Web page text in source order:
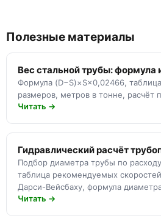
Полезные материалы
Вес стальной трубы: формула
Формула (D−S)×S×0,02466,
размеров, метров в тонне, расчёт
Читать →
Гидравлический расчёт
Подбор диаметра трубы по
таблица рекомендуемых
Дарси-Вейсбаху, формула
Читать →